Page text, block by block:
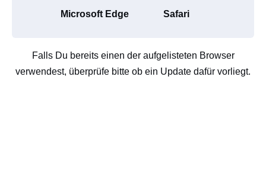
Microsoft Edge Safari
Falls Du bereits einen der aufgelisteten Browser
verwendest, überprüfe bitte ob ein Update dafür vorliegt.